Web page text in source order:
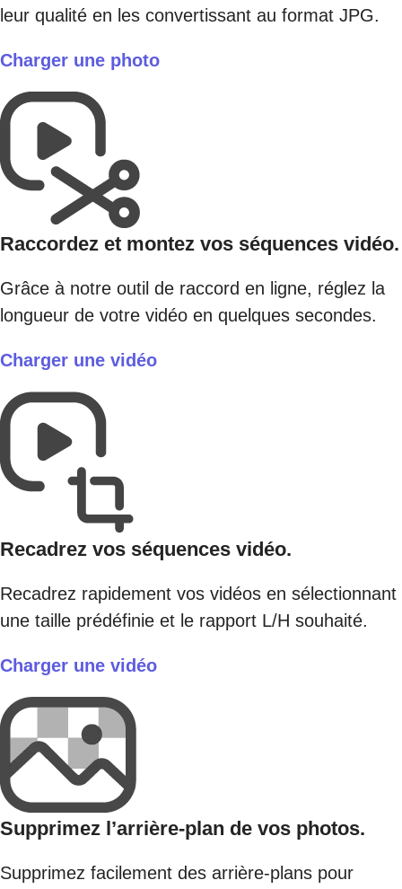
leur qualité en les convertissant au format JPG.
Charger une photo
Raccordez et montez vos séquences vidéo.
Grâce à notre outil de raccord en ligne, réglez la
longueur de votre vidéo en quelques secondes.
Charger une vidéo
Recadrez vos séquences vidéo.
Recadrez rapidement vos vidéos en sélectionnant
une taille prédéfinie et le rapport L/H souhaité.
Charger une vidéo
Supprimez l’arrière-plan de vos photos.
Supprimez facilement des arrière-plans pour